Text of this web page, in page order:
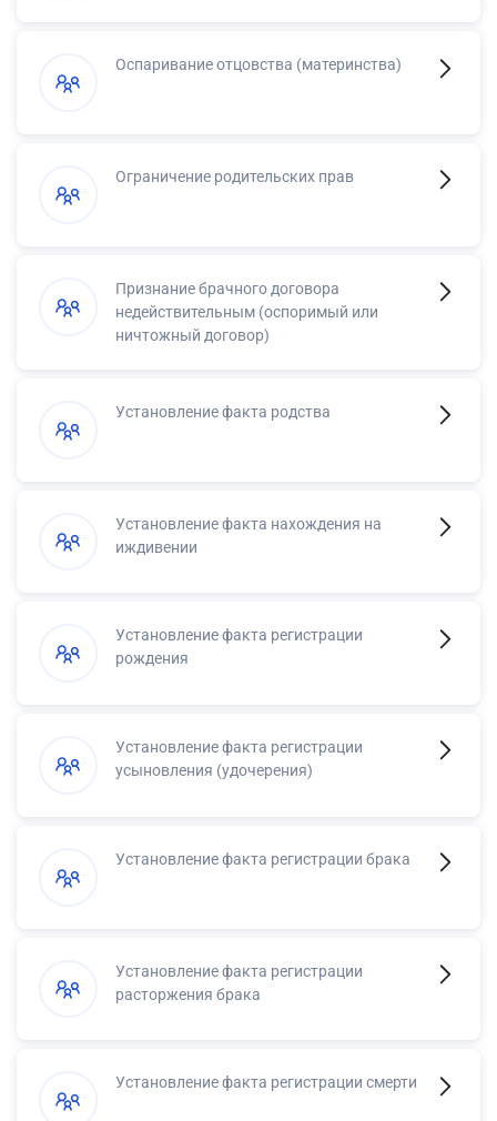
Оспаривание отцовства (материнства)
Ограничение родительских прав
Признание брачного договора
недействительным (оспоримый или
ничтожный договор)
Установление факта родства
Установление факта нахождения на
иждивении
Установление факта регистрации
рождения
Установление факта регистрации
усыновления (удочерения)
Установление факта регистрации брака
Установление факта регистрации
расторжения брака
Установление факта регистрации смерти